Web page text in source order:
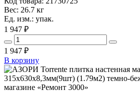
Вес: 26.7 кг
Ед. изм.: упак.
1 947 ₽
1 947 ₽
В корзину